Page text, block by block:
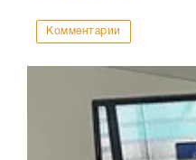
Комментарии